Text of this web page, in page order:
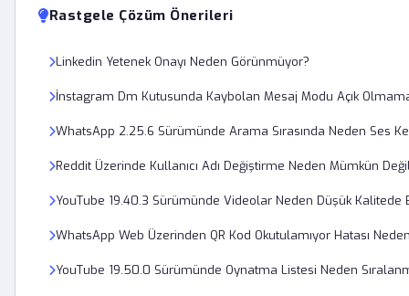
Rastgele Çözüm Önerileri
Linkedin Yetenek Onayı Neden Görünmüyor?
İnstagram Dm Kutusunda Kaybolan Mesaj Modu Açık
WhatsApp 2.25.6 Sürümünde Arama Sırasında Neden Ses
Reddit Üzerinde Kullanıcı Adı Değiştirme Neden Mümkün
YouTube 19.40.3 Sürümünde Videolar Neden Düşük Kalitede
WhatsApp Web Üzerinden QR Kod Okutulamıyor Hatası
YouTube 19.50.0 Sürümünde Oynatma Listesi Neden